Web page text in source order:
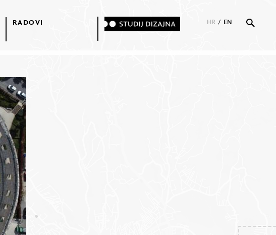
RADOVI HR / EN